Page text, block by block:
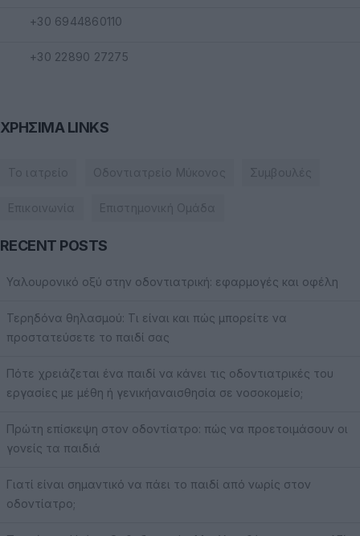
+30 6944860110
+30 22890 27275
ΧΡΗΣΙΜΑ LINKS
RECENT POSTS
Υαλουρονικό οξύ στην οδοντιατρική: εφαρμογές και οφέλη
Τερηδόνα θηλασμού: Τι είναι και πώς μπορείτε να
προστατεύσετε το παιδί σας
Πότε χρειάζεται ένα παιδί να κάνει τις οδοντιατρικές του
εργασίες με μέθη ή γενικήαναισθησία σε νοσοκομείο;
Πρώτη επίσκεψη στον οδοντίατρο: πώς να προετοιμάσουν οι
γονείς τα παιδιά
Γιατί είναι σημαντικό να πάει το παιδί από νωρίς στον
οδοντίατρο;